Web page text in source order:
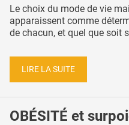
Le choix du mode de vie
apparaissent comme
de chacun, et quel que soit
LIRE LA SUITE
OBÉSITÉ et